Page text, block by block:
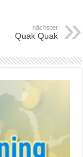
nächster
Quak Quak